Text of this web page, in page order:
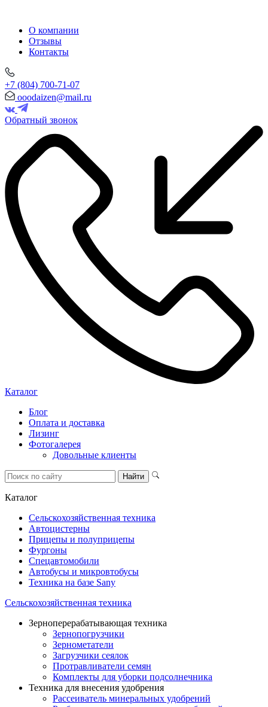
О компании
Отзывы
Контакты
+7 (804) 700-71-07
ooodaizen@mail.ru
Обратный звонок
Каталог
Блог
Оплата и доставка
Лизинг
Фотогалерея
Довольные клиенты
Каталог
Сельскохозяйственная техника
Автоцистерны
Прицепы и полуприцепы
Фургоны
Спецавтомобили
Автобусы и микровтобусы
Техника на базе Sany
Сельскохозяйственная техника
Зерноперерабатывающая техника
Зернопогрузчики
Зернометатели
Загрузчики сеялок
Протравливатели семян
Комплекты для уборки подсолнечника
Техника для внесения удобрения
Рассеиватель минеральных удобрений